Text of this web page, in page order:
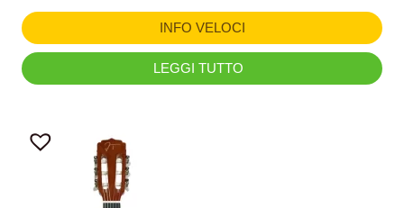
INFO VELOCI
LEGGI TUTTO